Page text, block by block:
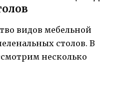
видов мебельной
столов. В
несколько